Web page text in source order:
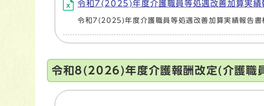
令和7(2025)年度介護職員等処遇改善加算
令和7(2025)年度介護職員等処遇改善加算実績報告書
令和8(2026)年度介護報酬改定(介護職